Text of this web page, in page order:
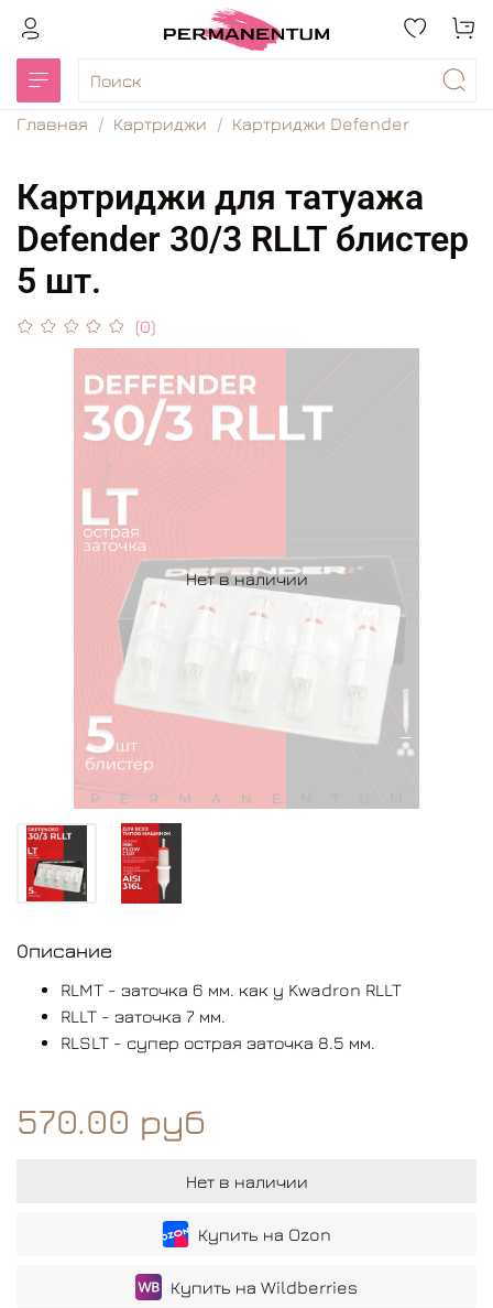
Главная Картриджи Картриджи Defender
Картриджи для татуажа
Defender 30/3 RLLT блистер
5 шт.
(0)
Нет в наличии
Описание
RLMT - заточка 6 мм. как у Kwadron RLLT
RLLT - заточка 7 мм.
RLSLT - супер острая заточка 8.5 мм.
570.00 руб
Нет в наличии
Купить на Ozon
Купить на Wildberries